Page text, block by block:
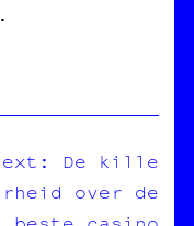
De kille
over de